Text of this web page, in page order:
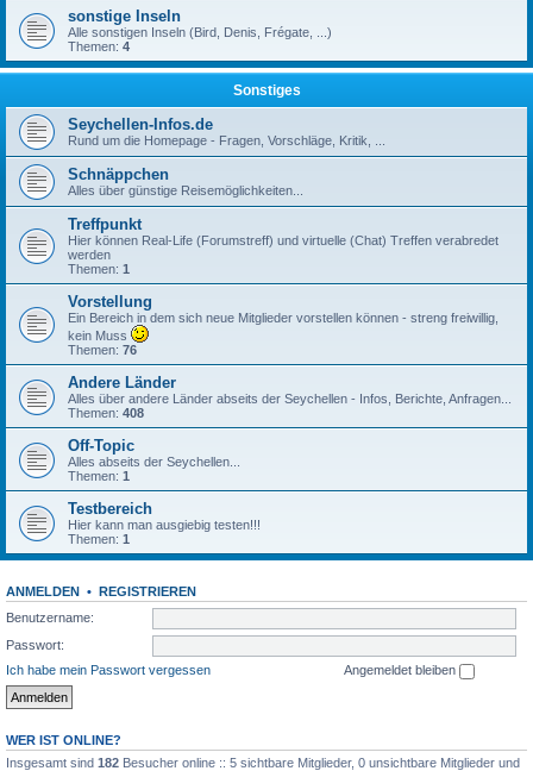
sonstige Inseln
Alle sonstigen Inseln (Bird, Denis, Frégate, ...)
Themen: 4
Sonstiges
Seychellen-Infos.de
Rund um die Homepage - Fragen, Vorschläge, Kritik, ...
Schnäppchen
Alles über günstige Reisemöglichkeiten...
Treffpunkt
Hier können Real-Life (Forumstreff) und virtuelle (Chat) Treffen verabredet
werden
Themen: 1
Vorstellung
Ein Bereich in dem sich neue Mitglieder vorstellen können - streng freiwillig,
kein Muss
Themen: 76
Andere Länder
Alles über andere Länder abseits der Seychellen - Infos, Berichte, Anfragen...
Themen: 408
Off-Topic
Alles abseits der Seychellen...
Themen: 1
Testbereich
Hier kann man ausgiebig testen!!!
Themen: 1
ANMELDEN • REGISTRIEREN
Benutzername:
Passwort:
Ich habe mein Passwort vergessen
Angemeldet bleiben
WER IST ONLINE?
Insgesamt sind 182 Besucher online :: 5 sichtbare Mitglieder, 0 unsichtbare Mitglieder und